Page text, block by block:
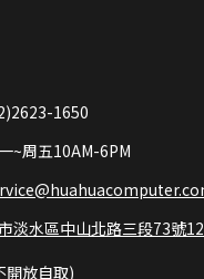
1650
~周五10AM-6PM
淡水區中山北路三段73號
開放自取)